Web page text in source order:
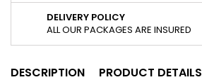
DELIVERY POLICY
ALL OUR PACKAGES ARE INSURED
DESCRIPTION PRODUCT DETAILS